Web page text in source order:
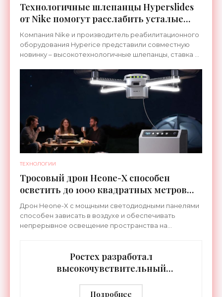
Технологичные шлепанцы Hyperslides
от Nike помогут расслабить усталые
ноги после тренировки - «Гаджеты»
Компания Nike и производитель реабилитационного
оборудования Hyperice представили совместную
новинку – высокотехнологичные шлепанцы, ставка в
ТЕХНОЛОГИИ
Тросовый дрон Heone-X способен
осветить до 1000 квадратных метров
земли - «Беспилотники»
Дрон Heone-X с мощными светодиодными панелями
способен зависать в воздухе и обеспечивать
непрерывное освещение пространства на
Ростех разработал
высокочувствительный
дальностью распознавания до 2 км
Подробнее